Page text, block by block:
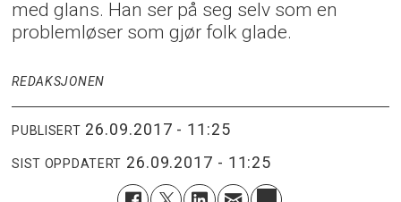
med glans. Han ser på seg selv som en
problemløser som gjør folk glade.
REDAKSJONEN
PUBLISERT 26.09.2017 - 11:25
SIST OPPDATERT 26.09.2017 - 11:25